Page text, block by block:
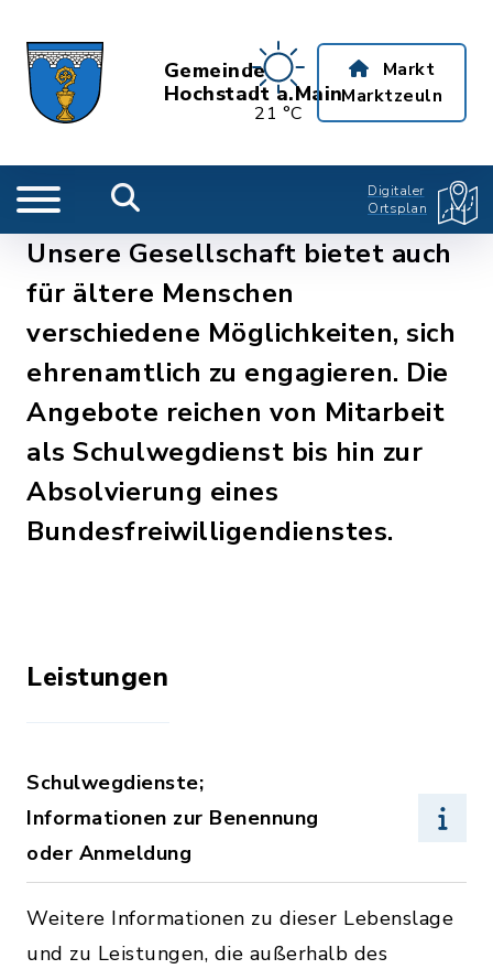
Gemeinde
Hochstadt a.Main
21 °C
Markt
Marktzeuln
Digitaler
Ortsplan
Unsere Gesellschaft bietet auch
für ältere Menschen
verschiedene Möglichkeiten, sich
ehrenamtlich zu engagieren. Die
Angebote reichen von Mitarbeit
als Schulwegdienst bis hin zur
Absolvierung eines
Bundesfreiwilligendienstes.
Leistungen
Schulwegdienste;
Informationen zur Benennung
oder Anmeldung
Weitere Informationen zu dieser Lebenslage
und zu Leistungen, die außerhalb des